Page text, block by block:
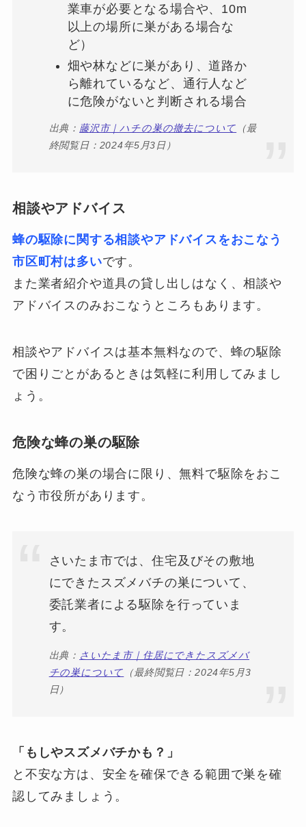
業車が必要となる場合や、10m
以上の場所に巣がある場合な
ど）
畑や林などに巣があり、道路か
ら離れているなど、通行人など
に危険がないと判断される場合
出典： 藤沢市｜ハチの巣の撤去について （最
終閲覧日：2024年5月3日）
相談やアドバイス
蜂の駆除に関する相談やアドバイスをおこなう
市区町村は多いです。
また業者紹介や道具の貸し出しはなく、相談や
アドバイスのみおこなうところもあります。
相談やアドバイスは基本無料なので、蜂の駆除
で困りごとがあるときは気軽に利用してみまし
ょう。
危険な蜂の巣の駆除
危険な蜂の巣の場合に限り、無料で駆除をおこ
なう市役所があります。
さいたま市では、住宅及びその敷地
にできたスズメバチの巣について、
委託業者による駆除を行っていま
す。
出典： さいたま市｜住居にできたスズメバ
チの巣について （最終閲覧日：2024年5月3
日）
「もしやスズメバチかも？」
と不安な方は、安全を確保できる範囲で巣を確
認してみましょう。